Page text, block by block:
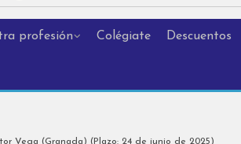
profesión Colégiate Descuentos
Vega (Granada) (Plazo: 24 de junio de 2025)